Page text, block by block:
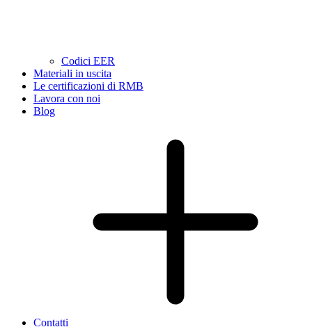
Codici EER
Materiali in uscita
Le certificazioni di RMB
Lavora con noi
Blog
Contatti